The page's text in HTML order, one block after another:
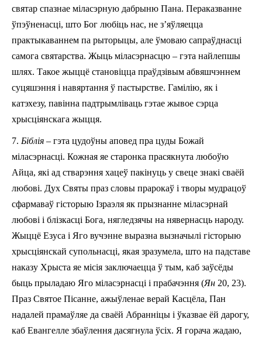
святар спазнае міласэрную дабрыню Пана. Пераказванне
ўпэўненасці, што Бог любіць нас, не з’яўляецца
практыкаваннем па рыторыцы, але ўмоваю сапраўднасці
самога святарства. Жыць міласэрнасцю – гэта найлепшы
шлях. Такое жыццё становіцца праўдзівым абвяшчэннем
суцяшэння і навяртання ў пастырстве. Гамілію, як і
катэхезу, павінна падтрымліваць гэтае жывое сэрца
хрысціянскага жыцця.
7. Біблія – гэта цудоўны аповед пра цуды Божай
міласэрнасці. Кожная яе старонка прасякнута любоўю
Айца, які ад стварэння хацеў пакінуць у свеце знакі сваёй
любові. Дух Святы праз словы прарокаў і творы мудрацоў
сфармаваў гісторыю Ізраэля як прызнанне міласэрнай
любові i блізкасці Бога, нягледзячы на нявернасць народу.
Жыццё Езуса і Яго вучэнне выразна вызначылі гісторыю
хрысціянскай супольнасці, якая зразумела, што на падставе
наказу Хрыста яе місія заключаецца ў тым, каб заўсёды
быць прыладаю Яго міласэрнасці і прабачэння (Ян 20, 23).
Праз Святое Пісанне, ажыўленае верай Касцёла, Пан
надалей прамаўляе да сваёй Абранніцы і ўказвае ёй дарогу,
каб Евангелле збаўлення дасягнула ўсіх. Я горача жадаю,